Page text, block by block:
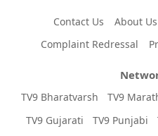
Contact Us About Us
Complaint Redressal
TV9 Bharatvarsh TV9
TV9 Gujarati
TV9 Punjabi